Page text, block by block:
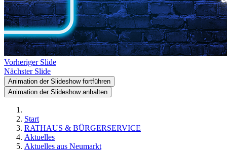
Vorheriger Slide
Nächster Slide
Animation der Slideshow fortführen
Animation der Slideshow anhalten
Start
RATHAUS & BÜRGERSERVICE
Aktuelles
Aktuelles aus Neumarkt